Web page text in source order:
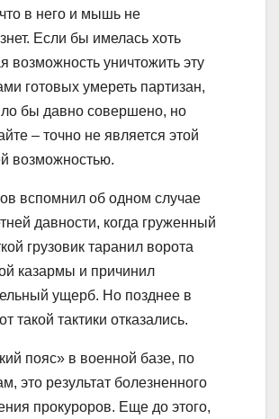
в него и мышь не
Если бы имелась хоть
возможность уничтожить эту
готовых умереть партизан,
бы давно совершено, но
– точно не является этой
возможностью.
вспомнил об одном случае
давности, когда груженный
грузовик таранил ворота
казармы и причинил
ущерб. Но позднее в
такой тактики отказались.
пояс» в военной базе, по
это результат болезненного
прокуроров. Еще до этого,